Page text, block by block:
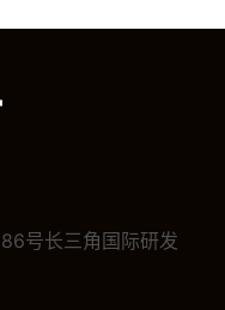
号长三角国际研发